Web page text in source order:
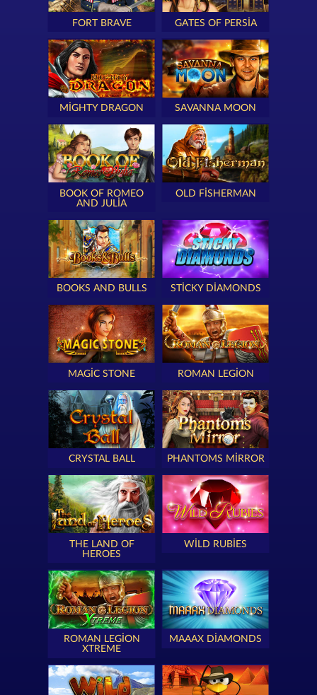
FORT BRAVE GATES OF PERSIA
MIGHTY DRAGON SAVANNA MOON
BOOK OF ROMEO
AND JULIA
OLD FISHERMAN
BOOKS AND BULLS STICKY DIAMONDS
MAGIC STONE ROMAN LEGION
CRYSTAL BALL PHANTOMS MIRROR
THE LAND OF
HEROES
WILD RUBIES
ROMAN LEGION
XTREME
MAAAX DIAMONDS